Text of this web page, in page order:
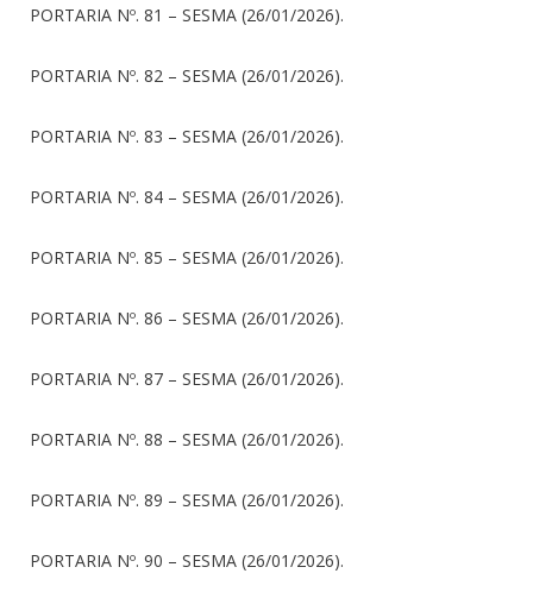
PORTARIA Nº. 81 – SESMA (26/01/2026).
PORTARIA Nº. 82 – SESMA (26/01/2026).
PORTARIA Nº. 83 – SESMA (26/01/2026).
PORTARIA Nº. 84 – SESMA (26/01/2026).
PORTARIA Nº. 85 – SESMA (26/01/2026).
PORTARIA Nº. 86 – SESMA (26/01/2026).
PORTARIA Nº. 87 – SESMA (26/01/2026).
PORTARIA Nº. 88 – SESMA (26/01/2026).
PORTARIA Nº. 89 – SESMA (26/01/2026).
PORTARIA Nº. 90 – SESMA (26/01/2026).